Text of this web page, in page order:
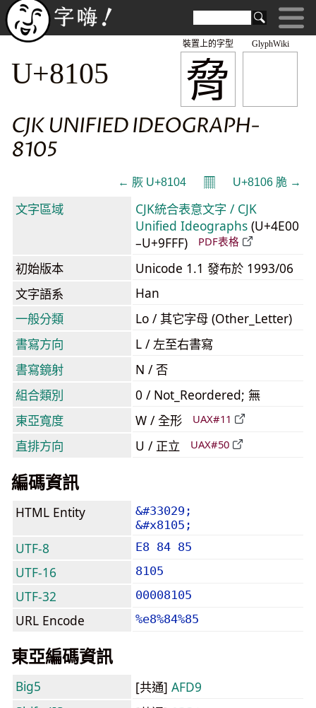
GlyphWiki
脅
裝置上的字型
U+8105
CJK UNIFIED IDEOGRAPH-
8105
← 脄 U+8104 𝄜 U+8106 脆 →
文字區域
CJK統合表意文字 / CJK
Unified Ideographs (U+4E00
–U+9FFF)
PDF表格
初始版本
Unicode 1.1 發布於 1993/06
文字語系
Han
一般分類
Lo / 其它字母 (Other_Letter)
書寫方向
L / 左至右書寫
書寫鏡射
N / 否
組合類別
0 / Not_Reordered; 無
東亞寬度
W / 全形 UAX#11
直排方向 U / 正立 UAX#50
編碼資訊
HTML Entity
&#33029;
&#x8105;
UTF-8 E8 84 85
UTF-16 8105
UTF-32 00008105
URL Encode %e8%84%85
東亞編碼資訊
Big5 [共通] AFD9